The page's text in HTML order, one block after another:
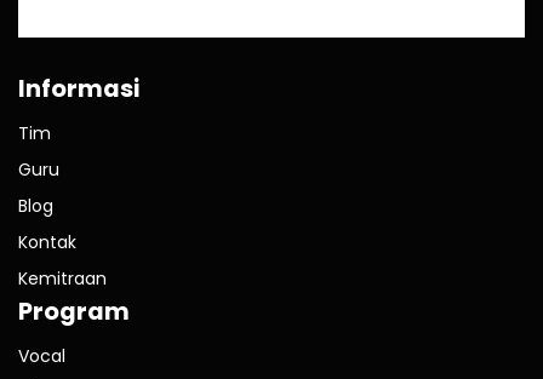
Informasi
Tim
Guru
Blog
Kontak
Kemitraan
Program
Vocal